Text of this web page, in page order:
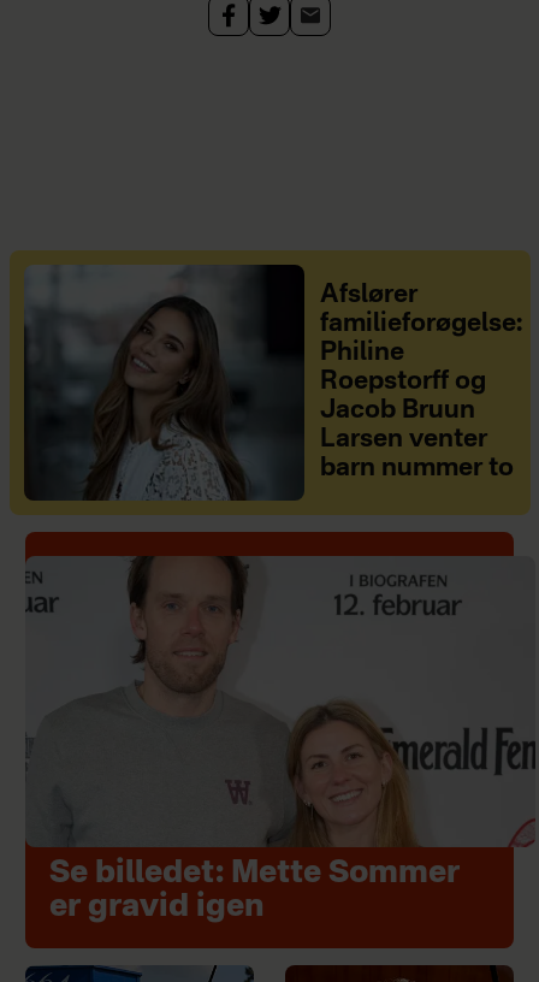
Afslører
familieforøgelse:
Philine
Roepstorff og
Jacob Bruun
Larsen venter
barn nummer to
Se billedet: Mette Sommer
er gravid igen